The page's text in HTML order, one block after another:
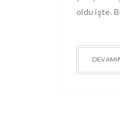
oldu işte.